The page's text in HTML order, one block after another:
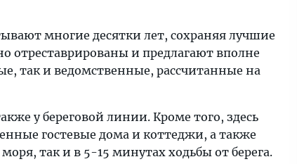
многие десятки лет, сохраняя лучшие
отреставрированы и предлагают вполне
так и ведомственные, рассчитанные на
у береговой линии. Кроме того, здесь
гостевые дома и коттеджи, а также
так и в 5-15 минутах ходьбы от берега.